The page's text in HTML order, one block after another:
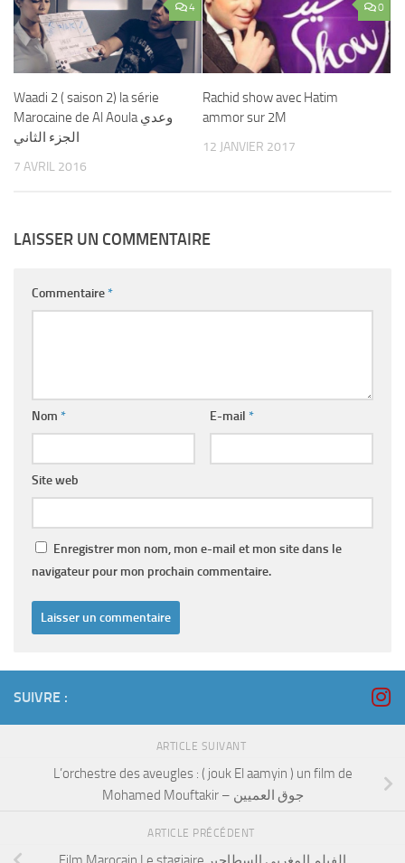
4
Waadi 2 ( saison 2) la série
Marocaine de Al Aoula وعدي
الجزء الثاني
7 AVRIL 2016
0
Rachid show avec Hatim
ammor sur 2M
12 JANVIER 2017
LAISSER UN COMMENTAIRE
Commentaire*
Nom * E-mail *
Site web
Enregistrer mon nom, mon e-mail et mon site dans le
navigateur pour mon prochain commentaire.
SUIVRE :
ARTICLE SUIVANT
L’orchestre des aveugles : ( jouk El aamyin ) un film de
Mohamed Mouftakir – جوق العميين
ARTICLE PRÉCÉDENT